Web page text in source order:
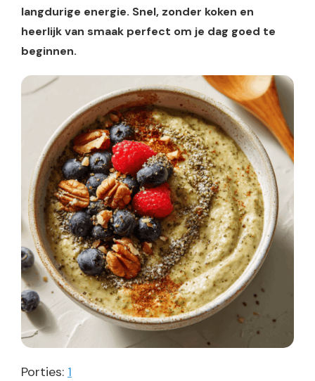
langdurige energie. Snel, zonder koken en
heerlijk van smaak perfect om je dag goed te
beginnen.
Porties: 1